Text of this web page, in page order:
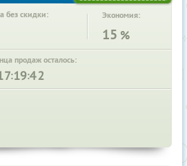
без скидки: Экономия:
15 %
продаж осталось:
: :